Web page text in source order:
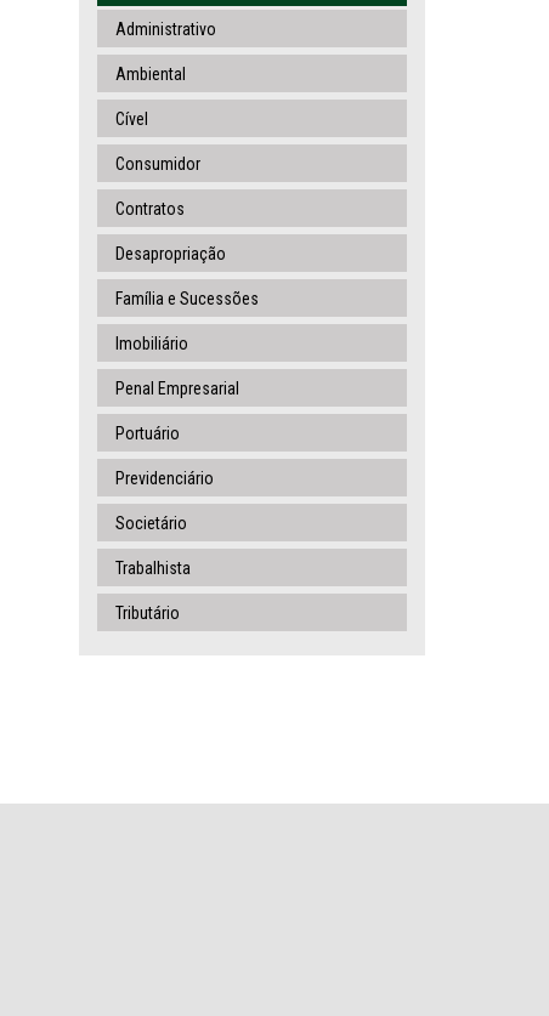
Administrativo
Ambiental
Cível
Consumidor
Contratos
Desapropriação
Família e Sucessões
Imobiliário
Penal Empresarial
Portuário
Previdenciário
Societário
Trabalhista
Tributário